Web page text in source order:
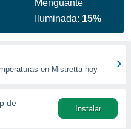
Menguante
Iluminada: 15%
en Mistretta hoy
de
Instalar